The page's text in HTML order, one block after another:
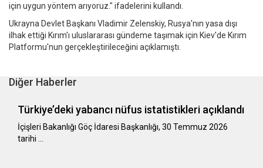
için uygun yöntem arıyoruz." ifadelerini kullandı.
Ukrayna Devlet Başkanı Vladimir Zelenskiy, Rusya'nın yasa dışı
ilhak ettiği Kırım'ı uluslararası gündeme taşımak için Kiev'de Kırım
Platformu'nun gerçekleştirileceğini açıklamıştı.
Diğer Haberler
Türkiye’deki yabancı nüfus istatistikleri açıklandı
​​​​​​​İçişleri Bakanlığı Göç İdaresi Başkanlığı, 30 Temmuz 2026
tarihi …